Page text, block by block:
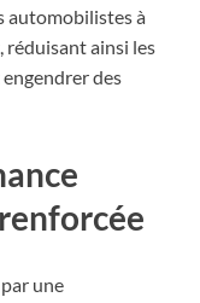
automobilistes à
ainsi les
des
une